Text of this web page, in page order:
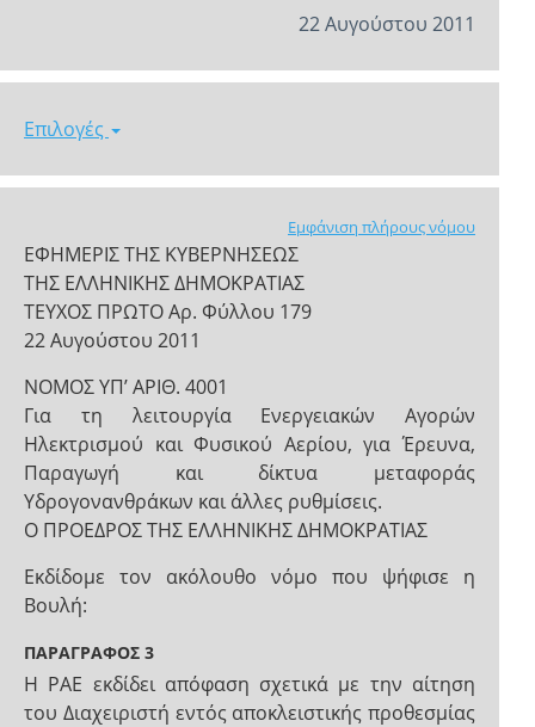
22 Αυγούστου 2011
Επιλογές
Εμφάνιση πλήρους νόμου
ΕΦΗΜΕΡΙΣ ΤΗΣ ΚΥΒΕΡΝΗΣΕΩΣ
ΤΗΣ ΕΛΛΗΝΙΚΗΣ ΔΗΜΟΚΡΑΤΙΑΣ
ΤΕΥΧΟΣ ΠΡΩΤΟ Αρ. Φύλλου 179
22 Αυγούστου 2011
NOMOΣ ΥΠ’ ΑΡΙΘ. 4001
Για τη λειτουργία Ενεργειακών Αγορών
Ηλεκτρισμού και Φυσικού Αερίου, για Έρευνα,
Παραγωγή και δίκτυα μεταφοράς
Υδρογονανθράκων και άλλες ρυθμίσεις.
Ο ΠΡΟΕΔΡΟΣ ΤΗΣ ΕΛΛΗΝΙΚΗΣ ΔΗΜΟΚΡΑΤΙΑΣ
Εκδίδομε τον ακόλουθο νόμο που ψήφισε η
Βουλή:
ΠΑΡΑΓΡΑΦΟΣ 3
Η ΡΑΕ εκδίδει απόφαση σχετικά με την αίτηση
του Διαχειριστή εντός αποκλειστικής προθεσμίας